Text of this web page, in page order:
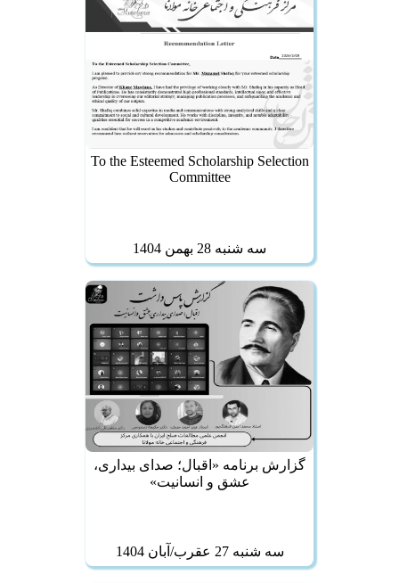
To the Esteemed Scholarship Selection
Committee
سه شنبه 28 بهمن 1404
گزارش برنامه «اقبال؛ صدای بیداری،
عشق و انسانیت»
سه شنبه 27 عقرب/آبان 1404